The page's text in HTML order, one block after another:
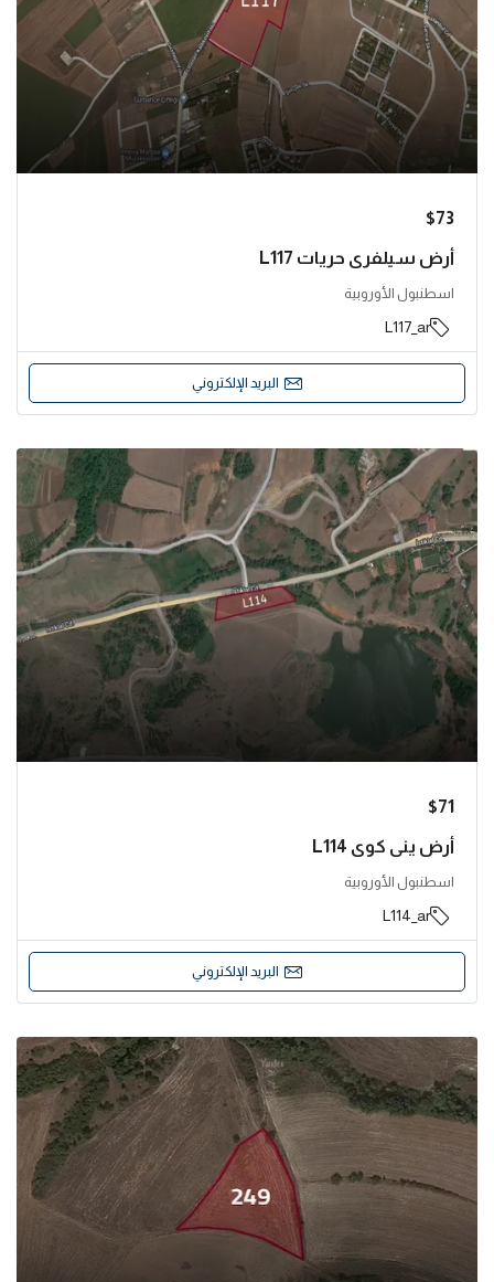
$73
أرض سيلفري حريات L117
اسطنبول الأوروبية
L117_ar
البريد الإلكتروني
$71
أرض يني كوي L114
اسطنبول الأوروبية
L114_ar
البريد الإلكتروني